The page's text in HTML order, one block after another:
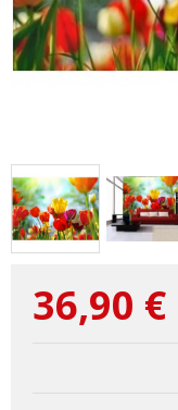
36,90 €